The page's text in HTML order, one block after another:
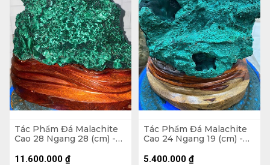
Tác Phẩm Đá Malachite
Cao 28 Ngang 28 (cm) -
11.600.000 ₫
Tác Phẩm Đá Malachite
Cao 24 Ngang 19 (cm) -
5.400.000 ₫